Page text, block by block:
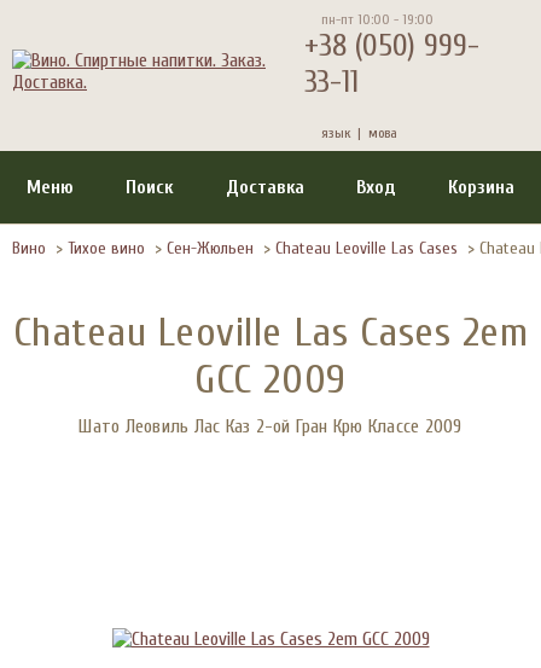
пн-пт 10:00 - 19:00
+38 (050) 999-
33-11
язык | мова
Меню Поиск Доставка Вход Корзина
Вино > Тихое вино > Сен-Жюльен > Chateau Leoville Las Cases > Chateau
Chateau Leoville Las Cases 2em
GCC 2009
Шато Леовиль Лас Каз 2-ой Гран Крю Классе 2009